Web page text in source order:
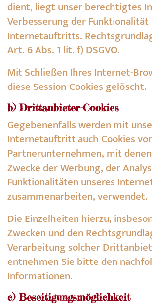
dient, liegt unser berechtigtes
Verbesserung der Funktionalität
Internetauftritts.
Art. 6 Abs. 1 lit. f) DSGVO.
Mit Schließen Ihres Internet-
diese Session-Cookies gelöscht.
b) Drittanbieter-Cookies
Gegebenenfalls werden mit
Internetauftritt auch Cookies
Partnerunternehmen, mit
Zwecke der Werbung, der
Funktionalitäten unseres
zusammenarbeiten, verwendet.
Die Einzelheiten hierzu,
Zwecken und den
Verarbeitung solcher
entnehmen Sie bitte den
Informationen.
c) Beseitigungsmöglichkeit